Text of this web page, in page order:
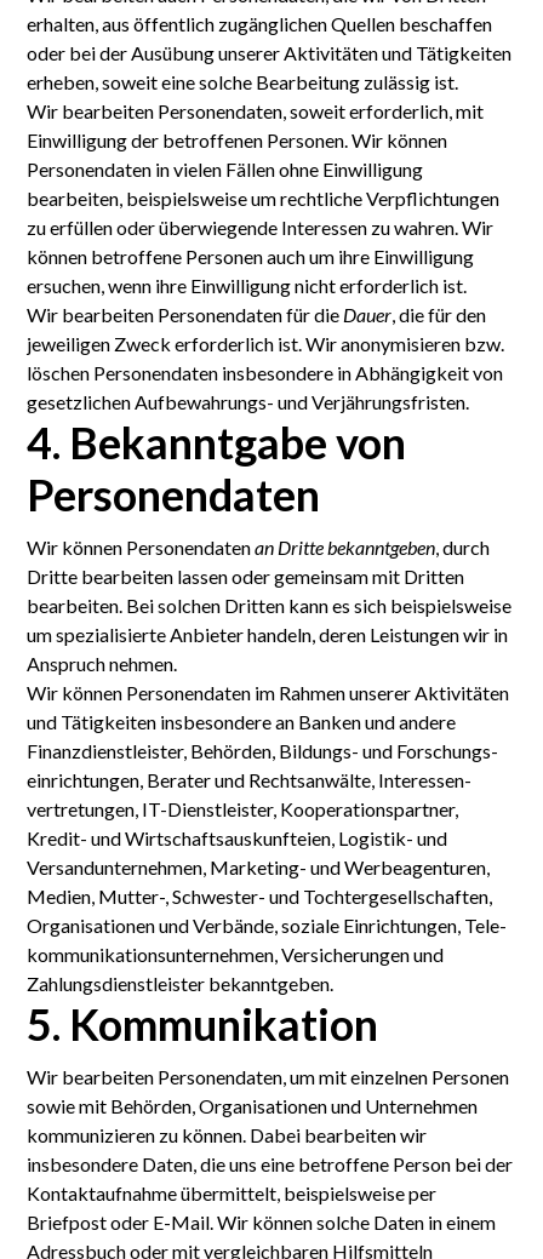
erhalten, aus öffentlich zugäng­lichen Quellen beschaffen
oder bei der Ausübung unserer Aktivitäten und Tätig­keiten
erheben, soweit eine solche Bearbeitung zulässig ist.
Wir bearbeiten Personen­daten, soweit erforderlich, mit
Ein­willigung der betroffenen Personen. Wir können
Personen­daten in vielen Fällen ohne Ein­willigung
bearbeiten, beispiels­weise um rechtliche Ver­pflichtungen
zu erfüllen oder über­wiegende Interessen zu wahren. Wir
können betroffene Personen auch um ihre Ein­willigung
ersuchen, wenn ihre Ein­willigung nicht erforder­lich ist.
Wir bearbeiten Personen­daten für die Dauer, die für den
jeweiligen Zweck erforderlich ist. Wir anonymisieren bzw.
löschen Personen­daten insbesondere in Abhängigkeit von
gesetzlichen Aufbewahrungs- und Verjährungs­fristen.
4. Bekanntgabe von
Personen­daten
Wir können Personen­datenan Dritte bekanntgeben, durch
Dritte bearbeiten lassen oder gemeinsam mit Dritten
bearbeiten. Bei solchen Dritten kann es sich beispielsweise
um speziali­sierte Anbieter handeln, deren Leistungen wir in
Anspruch nehmen.
Wir können Personen­daten im Rahmen unserer Aktivi­täten
und Tätig­keiten insbesondere an Banken und andere
Finanz­dienstleister, Behörden, Bildungs- und Forschungs­
einrichtungen, Berater und Rechts­anwälte, Interessen­
vertretungen, IT-Dienst­leister, Kooperations­partner,
Kredit- und Wirtschafts­auskunfteien, Logistik- und
Versand­unternehmen, Marketing- und Werbe­agenturen,
Medien, Mutter-, Schwester- und Tochter­gesell­schaften,
Organi­sationen und Verbände, soziale Ein­richtungen, Tele­
kommunikations­unternehmen, Ver­sicherungen und
Zahlungs­dienst­leister bekannt­geben.
5. Kommunikation
Wir bearbeiten Personen­daten, um mit einzelnen Personen
sowie mit Behörden, Organi­sationen und Unternehmen
kommuni­zieren zu können. Dabei bearbeiten wir
insbesondere Daten, die uns eine betroffene Person bei der
Kontakt­aufnahme übermittelt, beispielsweise per
Briefpost oder E-Mail. Wir können solche Daten in einem
Adress­buch oder mit vergleichbaren Hilfs­mitteln